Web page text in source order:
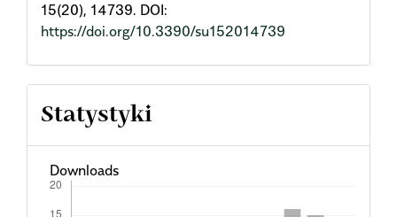
15(20), 14739. DOI:
https://doi.org/10.3390/su152014739
Statystyki
Downloads